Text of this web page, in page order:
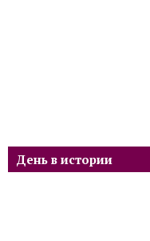
День в истории